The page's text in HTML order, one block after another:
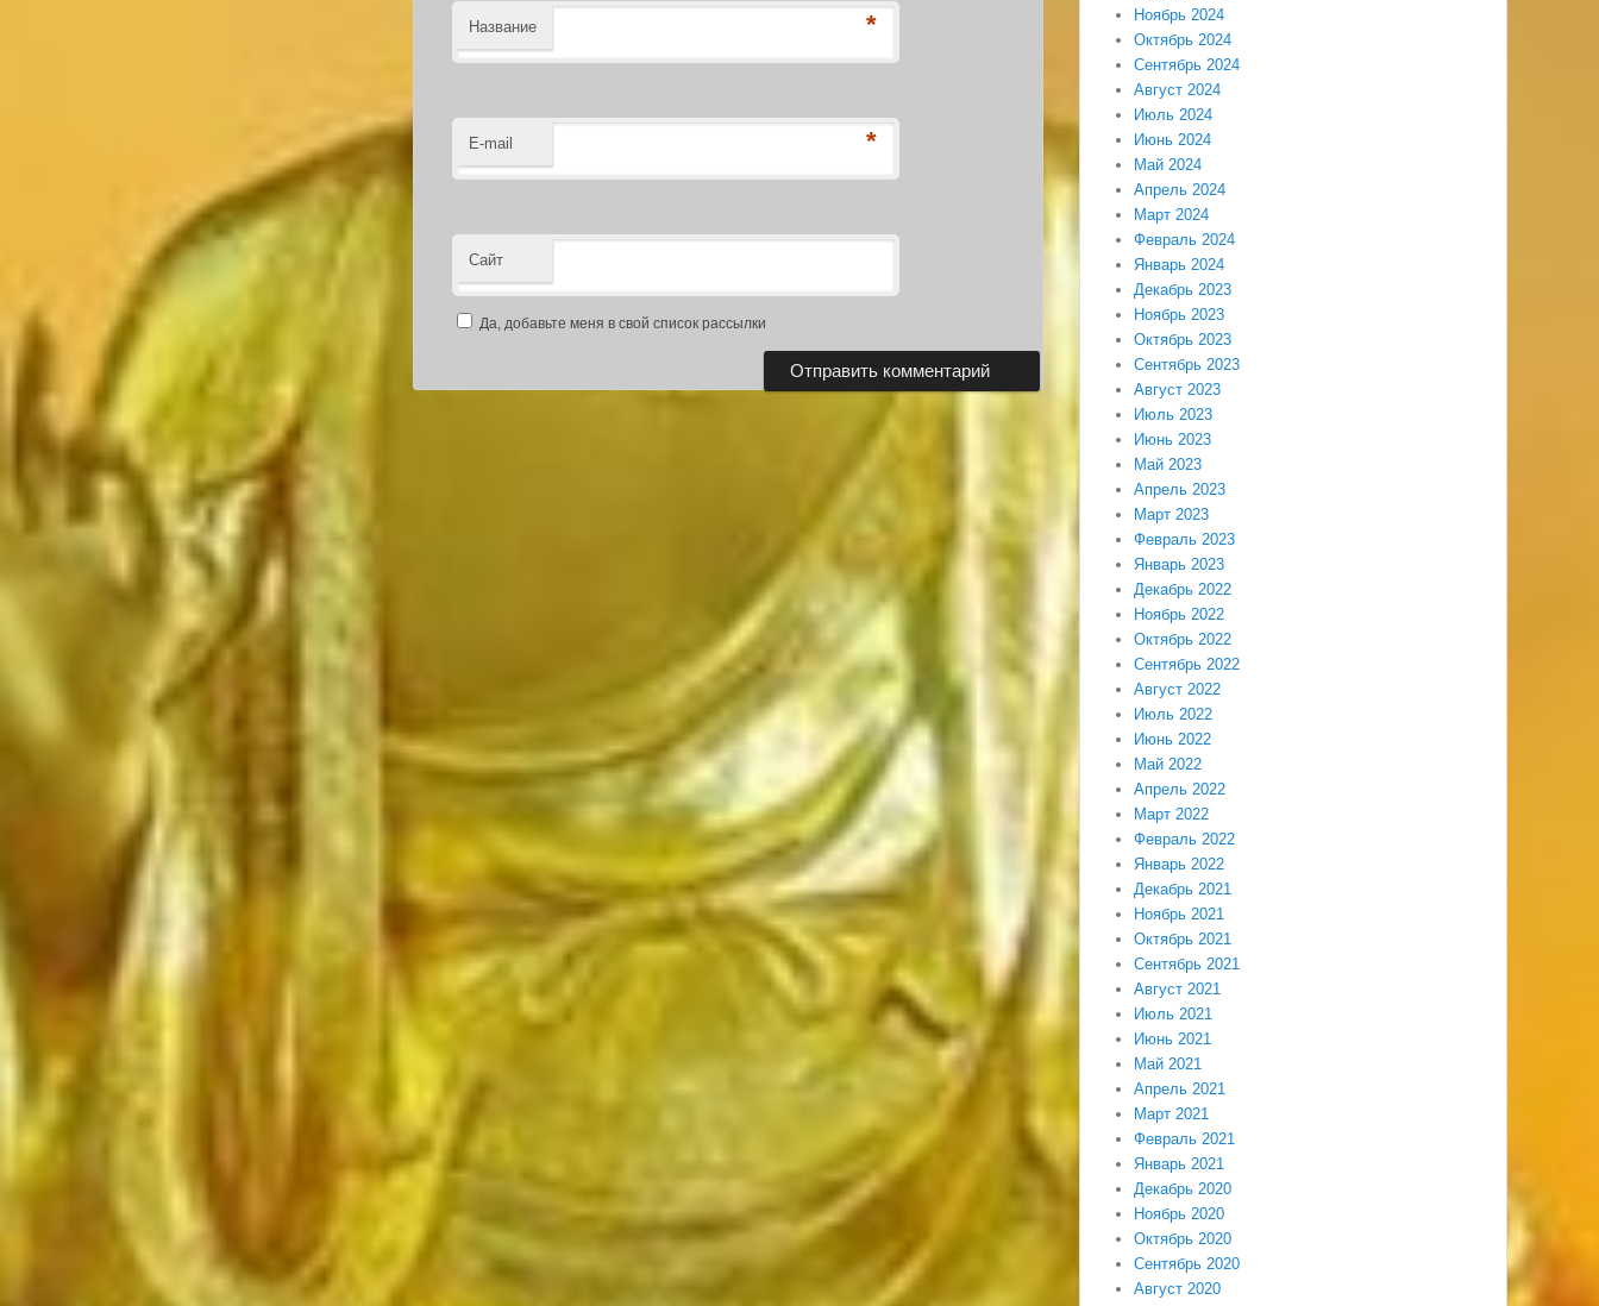
Название *
E-mail *
Сайт
Да, добавьте меня в свой список рассылки
Ноябрь 2024
Октябрь 2024
Сентябрь 2024
Август 2024
Июль 2024
Июнь 2024
Май 2024
Апрель 2024
Март 2024
Февраль 2024
Январь 2024
Декабрь 2023
Ноябрь 2023
Октябрь 2023
Сентябрь 2023
Август 2023
Июль 2023
Июнь 2023
Май 2023
Апрель 2023
Март 2023
Февраль 2023
Январь 2023
Декабрь 2022
Ноябрь 2022
Октябрь 2022
Сентябрь 2022
Август 2022
Июль 2022
Июнь 2022
Май 2022
Апрель 2022
Март 2022
Февраль 2022
Январь 2022
Декабрь 2021
Ноябрь 2021
Октябрь 2021
Сентябрь 2021
Август 2021
Июль 2021
Июнь 2021
Май 2021
Апрель 2021
Март 2021
Февраль 2021
Январь 2021
Декабрь 2020
Ноябрь 2020
Октябрь 2020
Сентябрь 2020
Август 2020